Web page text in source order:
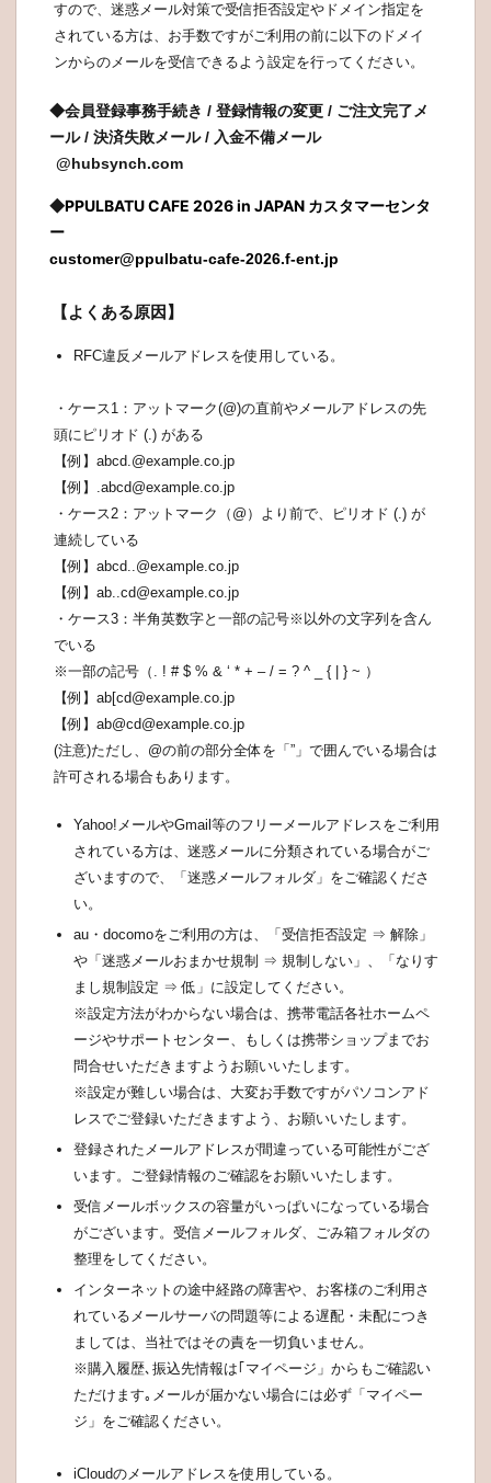
すので、迷惑メール対策で受信拒否設定やドメイン指定を
されている方は、お手数ですがご利用の前に以下のドメイ
ンからのメールを受信できるよう設定を行ってください。
◆会員登録事務手続き / 登録情報の変更 / ご注文完了メ
ール / 決済失敗メール / 入金不備メール
@hubsynch.com
◆PPULBATU CAFE 2026 in JAPAN カスタマーセンタ
ー
customer@ppulbatu-cafe-2026.f-ent.jp
【よくある原因】
RFC違反メールアドレスを使用している。
・ケース1：アットマーク(@)の直前やメールアドレスの先
頭にピリオド (.) がある
【例】abcd.@example.co.jp
【例】.abcd@example.co.jp
・ケース2：アットマーク（@）より前で、ピリオド (.) が
連続している
【例】abcd..@example.co.jp
【例】ab..cd@example.co.jp
・ケース3：半角英数字と一部の記号※以外の文字列を含ん
でいる
※一部の記号（. ! # $ % & ‘ * + – / = ? ^ _ { | } ~ ）
【例】ab[cd@example.co.jp
【例】ab@cd@example.co.jp
(注意)ただし、@の前の部分全体を「”」で囲んでいる場合は
許可される場合もあります。
Yahoo!メールやGmail等のフリーメールアドレスをご利用
されている方は、迷惑メールに分類されている場合がご
ざいますので、「迷惑メールフォルダ」をご確認くださ
い。
au・docomoをご利用の方は、「受信拒否設定 ⇒ 解除」
や「迷惑メールおまかせ規制 ⇒ 規制しない」、「なりす
まし規制設定 ⇒ 低」に設定してください。
※設定方法がわからない場合は、携帯電話各社ホームペ
ージやサポートセンター、もしくは携帯ショップまでお
問合せいただきますようお願いいたします。
※設定が難しい場合は、大変お手数ですがパソコンアド
レスでご登録いただきますよう、お願いいたします。
登録されたメールアドレスが間違っている可能性がござ
います。ご登録情報のご確認をお願いいたします。
受信メールボックスの容量がいっぱいになっている場合
がございます。受信メールフォルダ、ごみ箱フォルダの
整理をしてください。
インターネットの途中経路の障害や、お客様のご利用さ
れているメールサーバの問題等による遅配・未配につき
ましては、当社ではその責を一切負いません。
※購入履歴､振込先情報は｢マイページ」からもご確認い
ただけます｡メールが届かない場合には必ず「マイペー
ジ」をご確認ください。
iCloudのメールアドレスを使用している。